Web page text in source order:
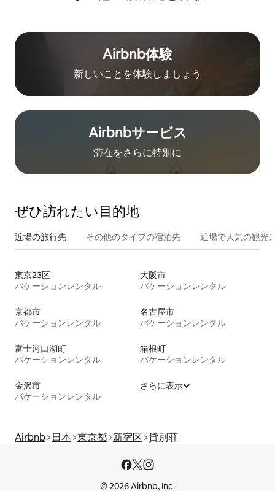
Airbnb体験
新しいことを体験しましょう
Airbnb⁠サ⁠ー⁠ビ⁠ス
滞在をさ⁠ら⁠に特⁠別⁠に
ぜひ訪⁠れ⁠た⁠い目⁠的⁠地
近場の旅行先 その他のタ⁠イ⁠プ⁠の宿⁠泊⁠先 近場で人気の観光
東京23区
バケーションレンタル
大阪市
バケーションレンタル
京都市
バケーションレンタル
名古屋市
バケーションレンタル
富士河口湖町
バケーションレンタル
箱根町
バケーションレンタル
金沢市
バケーションレンタル
さらに表示
Airbnb 日本 東京都 新宿区 貸別荘
© 2026 Airbnb, Inc.